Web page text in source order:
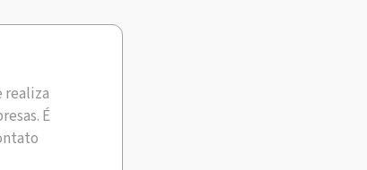
realiza
É